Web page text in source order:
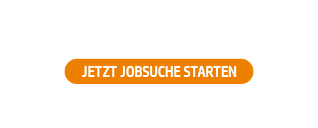
JETZT JOBSUCHE STARTEN